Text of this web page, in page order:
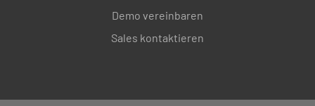
Demo vereinbaren
Sales kontaktieren